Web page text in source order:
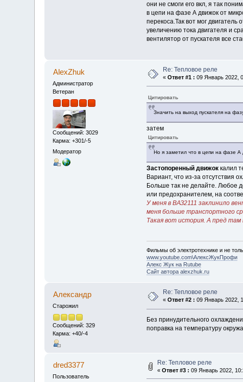
они не смоги его вкл, я так
в цепи на фазе А движок от
перекоса.Так вот мог
увеличению тока двигателя и
вентилятор от пускателя все
AlexZhuk
Администратор
Ветеран
Сообщений: 3029
Карма: +301/-5
Модератор
Re: Тепловое реле
«Ответ #1 : 09 Январь 2022,
Цитировать
Значить на выход пускателя на
затем
Цитировать
Но я заметил что в цепи на фазе А
Застопоренный движоккалил
Вариант, что из-за отсутствия
Больше так не делайте. Любое
или предохранителем, на
У меня в ВАЗ2111 заклинило
меня больше транспортного
Такая вот история. А пред
Фильмы об электротехнике и не
www.youtube.com\АлексЖукПрофи
Алекс Жук на Rutube
Сайт автора alexzhuk.ru
Алексaндр
Старожил
Сообщений: 329
Карма: +40/-4
Re: Тепловое реле
«Ответ #2 : 09 Январь 2022,
Без принудительного
поправка на температуру
dred3377
Пользователь
Re: Тепловое реле
«Ответ #3 : 09 Январь 2022,